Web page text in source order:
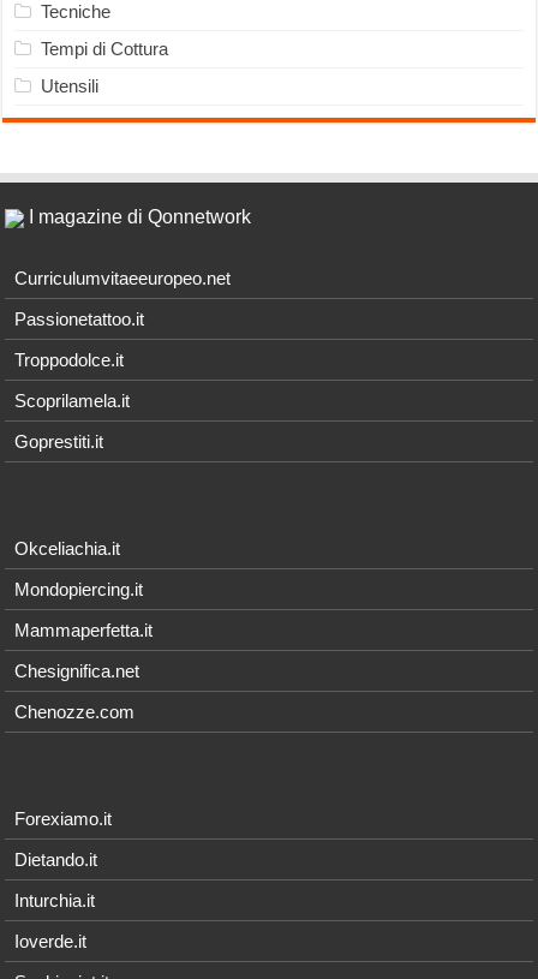
Tecniche
Tempi di Cottura
Utensili
I magazine di Qonnetwork
Curriculumvitaeeuropeo.net
Passionetattoo.it
Troppodolce.it
Scoprilamela.it
Goprestiti.it
Okceliachia.it
Mondopiercing.it
Mammaperfetta.it
Chesignifica.net
Chenozze.com
Forexiamo.it
Dietando.it
Inturchia.it
Ioverde.it